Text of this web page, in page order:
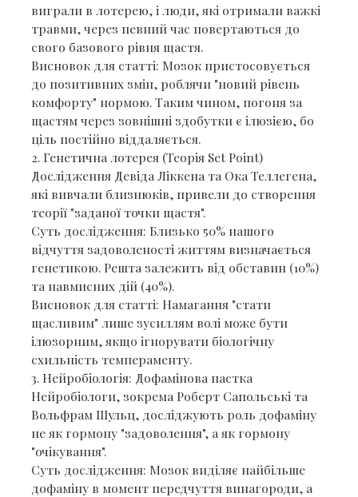
виграли в лотерею, і люди, які отримали важкі
травми, через певний час повертаються до
свого базового рівня щастя.
​Висновок для статті: Мозок пристосовується
до позитивних змін, роблячи "новий рівень
комфорту" нормою. Таким чином, погоня за
щастям через зовнішні здобутки є ілюзією, бо
ціль постійно віддаляється.
​2. Генетична лотерея (Теорія Set Point)
​Дослідження Девіда Ліккена та Ока Теллегена,
які вивчали близнюків, привели до створення
теорії "заданої точки щастя".
​Суть дослідження: Близько 50% нашого
відчуття задоволеності життям визначається
генетикою. Решта залежить від обставин (10%)
та навмисних дій (40%).
​Висновок для статті: Намагання "стати
щасливим" лише зусиллям волі може бути
ілюзорним, якщо ігнорувати біологічну
схильність темпераменту.
​3. Нейробіологія: Дофамінова пастка
​Нейробіологи, зокрема Роберт Сапольські та
Вольфрам Шульц, досліджують роль дофаміну
не як гормону "задоволення", а як гормону
"очікування".
​Суть дослідження: Мозок виділяє найбільше
дофаміну в момент передчуття винагороди, а